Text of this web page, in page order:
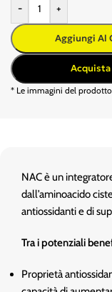
- +
Aggiungi Al
Acquista
* Le immagini del
NAC è un
dall’aminoacido
antiossidanti e di
Tra i potenziali
Proprietà